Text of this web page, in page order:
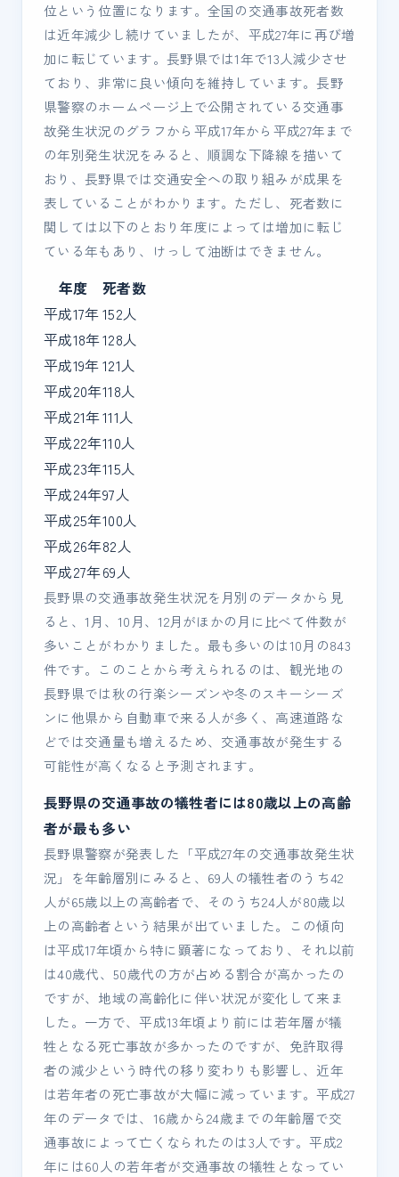
位という位置になります。全国の交通事故死者数
は近年減少し続けていましたが、平成27年に再び増
加に転じています。長野県では1年で13人減少させ
ており、非常に良い傾向を維持しています。長野
県警察のホームページ上で公開されている交通事
故発生状況のグラフから平成17年から平成27年まで
の年別発生状況をみると、順調な下降線を描いて
おり、長野県では交通安全への取り組みが成果を
表していることがわかります。ただし、死者数に
関しては以下のとおり年度によっては増加に転じ
ている年もあり、けっして油断はできません。
年度
死者数
平成17年152人
平成18年128人
平成19年121人
平成20年118人
平成21年111人
平成22年110人
平成23年115人
平成24年97人
平成25年100人
平成26年82人
平成27年69人
長野県の交通事故発生状況を月別のデータから見
ると、1月、10月、12月がほかの月に比べて件数が
多いことがわかりました。最も多いのは10月の843
件です。このことから考えられるのは、観光地の
長野県では秋の行楽シーズンや冬のスキーシーズ
ンに他県から自動車で来る人が多く、高速道路な
どでは交通量も増えるため、交通事故が発生する
可能性が高くなると予測されます。
長野県の交通事故の犠牲者には80歳以上の高齢
者が最も多い
長野県警察が発表した「平成27年の交通事故発生状
況」を年齢層別にみると、69人の犠牲者のうち42
人が65歳以上の高齢者で、そのうち24人が80歳以
上の高齢者という結果が出ていました。この傾向
は平成17年頃から特に顕著になっており、それ以前
は40歳代、50歳代の方が占める割合が高かったの
ですが、地域の高齢化に伴い状況が変化して来ま
した。一方で、平成13年頃より前には若年層が犠
牲となる死亡事故が多かったのですが、免許取得
者の減少という時代の移り変わりも影響し、近年
は若年者の死亡事故が大幅に減っています。平成27
年のデータでは、16歳から24歳までの年齢層で交
通事故によって亡くなられたのは3人です。平成2
年には60人の若年者が交通事故の犠牲となってい